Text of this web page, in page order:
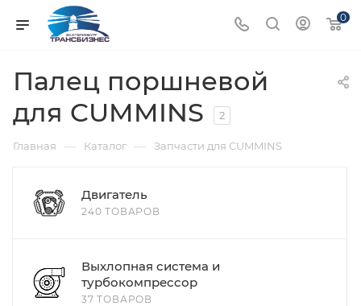
0
Палец поршневой
для CUMMINS
2
Главная — Каталог — Запчасти для CUMMINS
Двигатель
240 ТОВАРОВ
Выхлопная система и
турбокомпрессор
37 ТОВАРОВ